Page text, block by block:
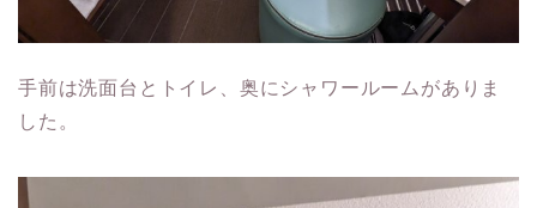
手前は洗面台とトイレ、奥にシャワールームがありま
した。